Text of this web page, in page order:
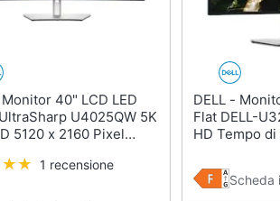
U4025QW 5K
5120 x 2160 Pixel
1 recensione
DELL - Monitor 31.5" LCD IPS
Flat DELL-
HD Tempo
Scheda